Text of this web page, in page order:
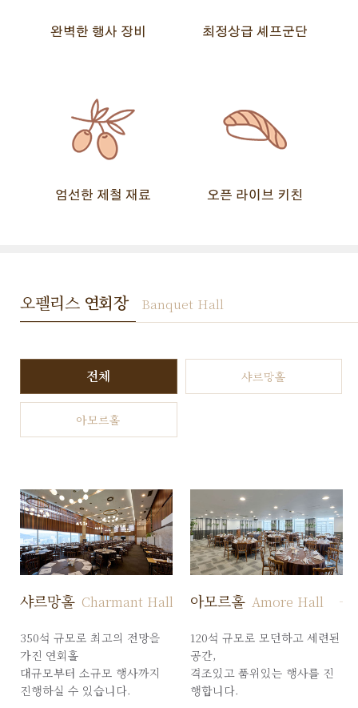
완벽한 행사 장비 최정상급 셰프군단
엄선한 제철 재료 오픈 라이브 키친
오펠리스 연회장 Banquet Hall
전체 샤르망홀
아모르홀
샤르망홀 Charmant Hall
350석 규모로 최고의 전망을
가진 연회홀
대규모부터 소규모 행사까지
진행하실 수 있습니다.
아모르홀 Amore Hall
120석 규모로 모던하고 세련된
공간,
격조있고 품위있는 행사를 진
행합니다.